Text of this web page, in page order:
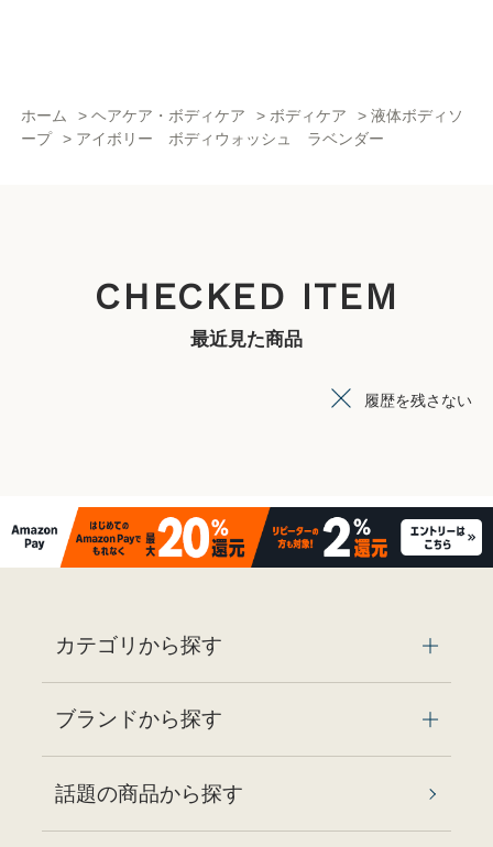
ホーム >ヘアケア・ボディケア > ボディケア > 液体ボディソ
ープ
> アイボリー ボディウォッシュ ラベンダー
CHECKED ITEM
最近見た商品
履歴を残さない
カテゴリから探す
ブランドから探す
話題の商品から探す